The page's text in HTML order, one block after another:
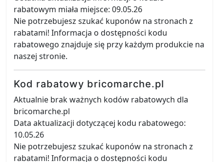
rabatowym miała miejsce: 09.05.26
Nie potrzebujesz szukać kuponów na stronach z
rabatami! Informacja o dostępności kodu
rabatowego znajduje się przy każdym produkcie na
naszej stronie.
Kod rabatowy bricomarche.pl
Aktualnie brak ważnych kodów rabatowych dla
bricomarche.pl
Data aktualizacji dotyczącej kodu rabatowego:
10.05.26
Nie potrzebujesz szukać kuponów na stronach z
rabatami! Informacja o dostępności kodu